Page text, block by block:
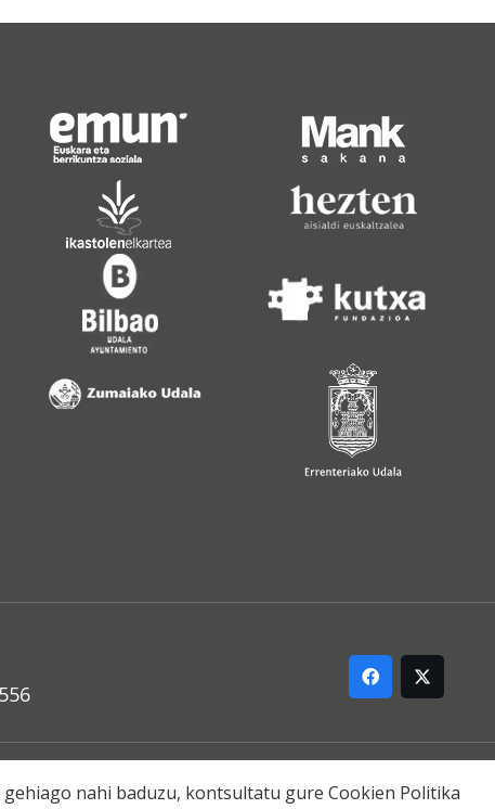
nahi baduzu, kontsultatu gure Cookien Politika